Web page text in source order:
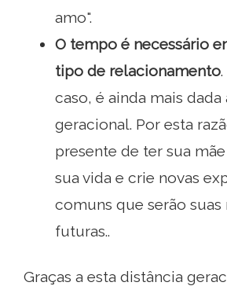
amo".
O tempo é necessário
tipo de relacionamento
caso, é ainda mais dada
geracional. Por esta
presente de ter sua
sua vida e crie novas
comuns que serão suas
futuras..
Graças a esta distância